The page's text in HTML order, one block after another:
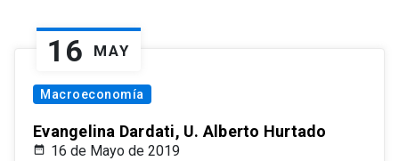
16 MAY
Macroeconomía
Evangelina Dardati, U. Alberto Hurtado
16 de Mayo de 2019